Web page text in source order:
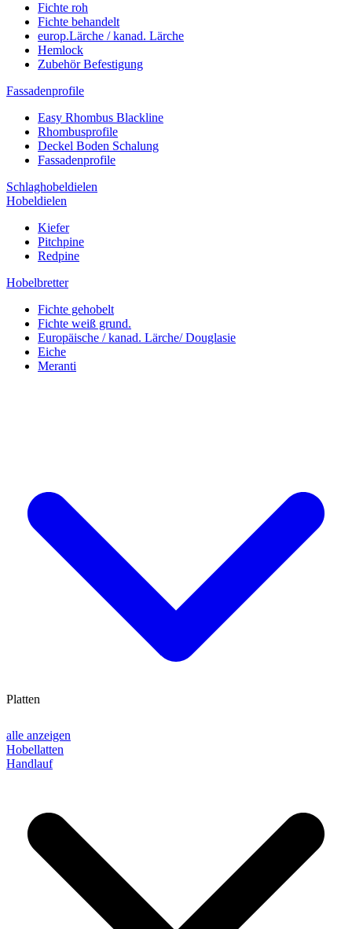
Fichte roh
Fichte behandelt
europ.Lärche / kanad. Lärche
Hemlock
Zubehör Befestigung
Fassadenprofile
Easy Rhombus Blackline
Rhombusprofile
Deckel Boden Schalung
Fassadenprofile
Schlaghobeldielen
Hobeldielen
Kiefer
Pitchpine
Redpine
Hobelbretter
Fichte gehobelt
Fichte weiß grund.
Europäische / kanad. Lärche/ Douglasie
Eiche
Meranti
alle anzeigen
Hobellatten
Handlauf
Platten